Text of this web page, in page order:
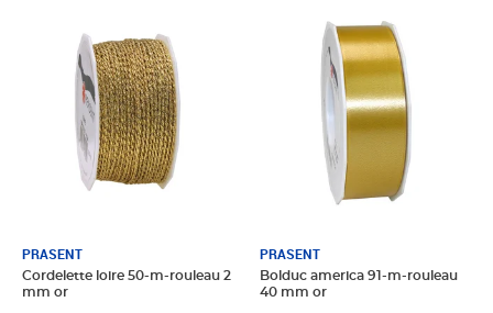
PRASENT
Cordelette loire 50-m-rouleau 2
mm or
PRASENT
Bolduc america 91-m-rouleau
40 mm or
Prix 7,49€ HT